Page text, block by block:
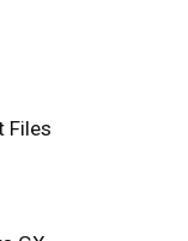
Files